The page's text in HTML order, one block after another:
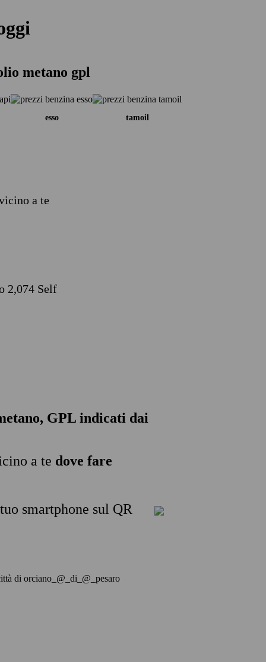
metano gpl
esso tamoil
a te
2,074 Self
GPL indicati dai
a te dove fare
smartphone sul QR
di orciano_@_di_@_pesaro